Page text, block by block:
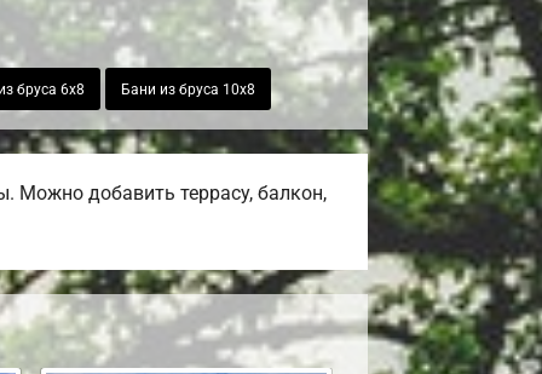
бруса 6х8 Бани из бруса 10х8
Можно добавить террасу, балкон,